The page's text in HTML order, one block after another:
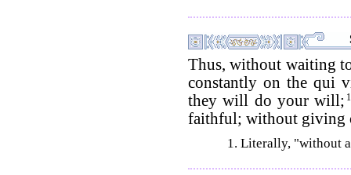
Thus, without waiting
constantly on the qui
they will do your will; 1
faithful; without giving
1. Literally, "without